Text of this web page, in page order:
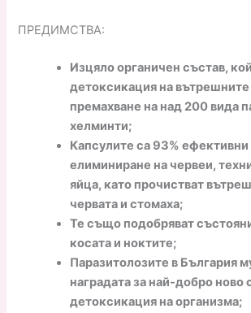
ПРЕДИМСТВА:
Изцяло органичен състав,
детоксикация на вътрешните
премахване на над 200 вида
хелминти;
Капсулите са 93% ефективни
елиминиране на червеи,
яйца, като прочистват
червата и стомаха;
Те също подобряват
косата и ноктите;
Паразитолозите в България
наградата за най-добро ново
детоксикация на организма;